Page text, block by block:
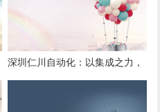
深圳仁川自动化：以集成之力，